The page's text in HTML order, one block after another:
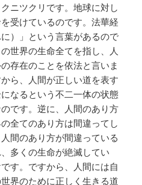
ニツクリです。地球に対し
受けているのです。法華経
）」という言葉があるので
世界の生命全てを指し、人
存在のことを依法と言いま
ら、人間が正しい道を表す
なるという不二一体の状態
です。逆に、人間のあり方
全てのあり方は間違ってし
間のあり方が間違っている
多くの生命が絶滅してい
す。ですから、人間には自
界のために正しく生きる道